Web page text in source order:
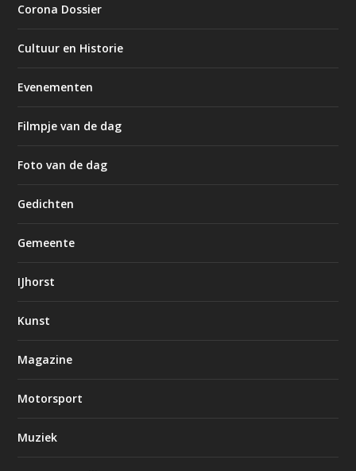
Corona Dossier
Cultuur en Historie
Evenementen
Filmpje van de dag
Foto van de dag
Gedichten
Gemeente
IJhorst
Kunst
Magazine
Motorsport
Muziek